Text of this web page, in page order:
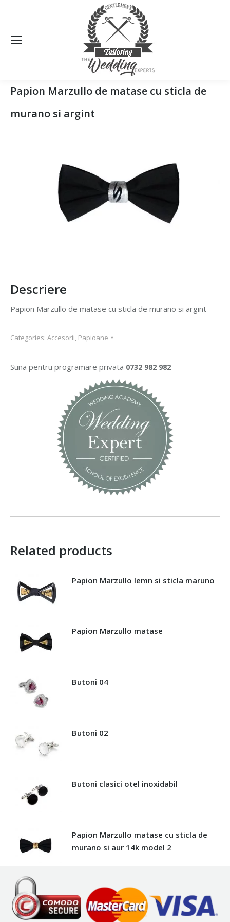
Papion Marzullo de matase cu sticla de
murano si argint
Descriere
Papion Marzullo de matase cu sticla de murano si argint
Categories: Accesorii Papioane
Suna pentru programare privata 0732 982 982
Related products
Papion Marzullo lemn si sticla maruno
Papion Marzullo matase
Butoni 04
Butoni 02
Butoni clasici otel inoxidabil
Papion Marzullo matase cu sticla de
murano si aur 14k model 2